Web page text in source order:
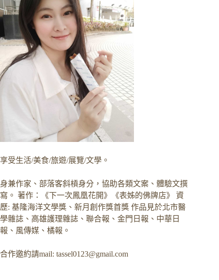
享受生活/美食/旅遊/展覽/文學。
身兼作家、部落客斜槓身分，協助各類文案、體驗文撰
寫。 著作：《下一次鳳凰花開》《表姊的佛牌店》 資
歷: 基隆海洋文學獎、新月創作獎首獎 作品見於北市醫
學雜誌、高雄護理雜誌、聯合報、金門日報、中華日
報、風傳媒、橘報。
合作邀約請mail: tassel0123@gmail.com